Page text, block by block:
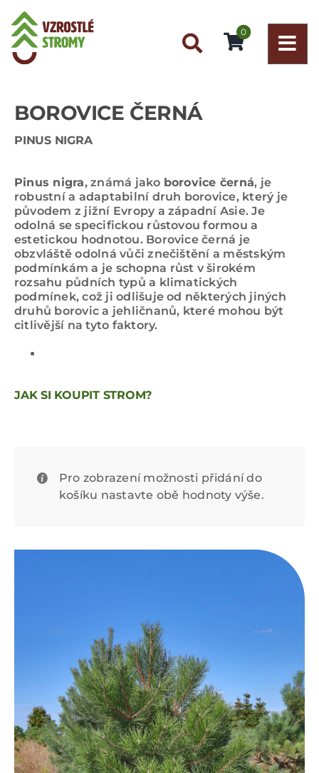
na
obsah
0
BOROVICE ČERNÁ
PINUS NIGRA
Pinus nigra, známá jako borovice černá, je
robustní a adaptabilní druh borovice, který je
původem z jižní Evropy a západní Asie. Je
odolná se specifickou růstovou formou a
estetickou hodnotou. Borovice černá je
obzvláště odolná vůči znečištění a městským
podmínkám a je schopna růst v širokém
rozsahu půdních typů a klimatických
podmínek, což ji odlišuje od některých jiných
druhů borovic a jehličnanů, které mohou být
citlivější na tyto faktory.
JAK SI KOUPIT STROM?
Pro zobrazení možnosti přidání do
košíku nastavte obě hodnoty výše.